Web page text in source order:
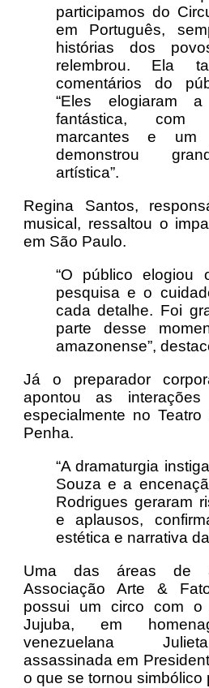
participamos do
em Português,
histórias dos
relembrou. Ela
comentários do
“Eles elogiaram
fantástica, com
marcantes e um
demonstrou
artística”.
Regina Santos,
musical, ressaltou o
em São Paulo.
“O público elogiou
pesquisa e o
cada detalhe. Foi
parte desse
amazonense”,
Já o preparador
apontou as
especialmente no
Penha.
“A dramaturgia
Souza e a
Rodrigues geraram
e aplausos,
estética e narrativa
Uma das áreas de
Associação Arte &
possui um circo com o
Jujuba, em
venezuelana
assassinada em
o que se tornou simbólico